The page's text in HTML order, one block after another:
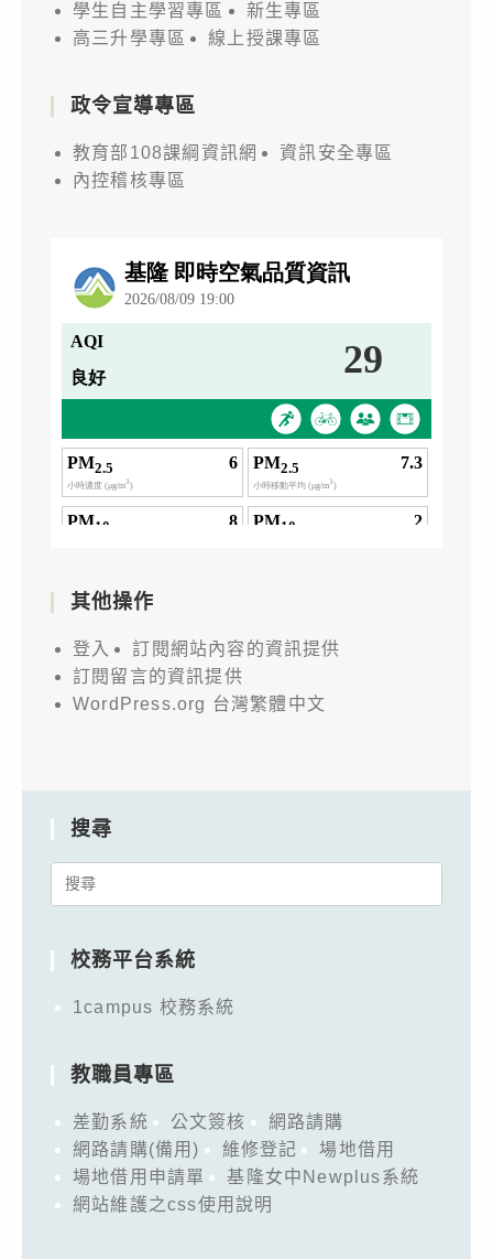
學生自主學習專區
新生專區
高三升學專區
線上授課專區
政令宣導專區
教育部108課綱資訊網
資訊安全專區
內控稽核專區
其他操作
登入
訂閱網站內容的資訊提供
訂閱留言的資訊提供
WordPress.org 台灣繁體中文
搜尋
Search
校務平台系統
1campus 校務系統
教職員專區
差勤系統 公文簽核
網路請購
網路請購(備用)
維修登記
場地借用
場地借用申請單
基隆女中Newplus系統
網站維護之css使用說明